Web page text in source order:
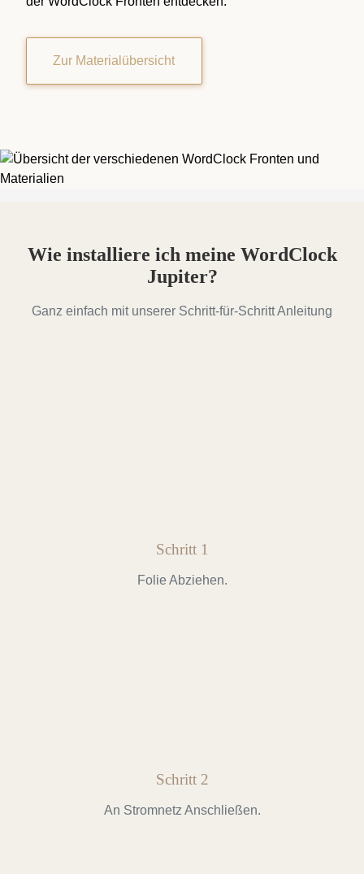
Zur Materialübersicht
Wie installiere ich meine WordClock
Jupiter?
Ganz einfach mit unserer Schritt-für-Schritt Anleitung
Schritt 1
Folie Abziehen.
Schritt 2
An Stromnetz Anschließen.